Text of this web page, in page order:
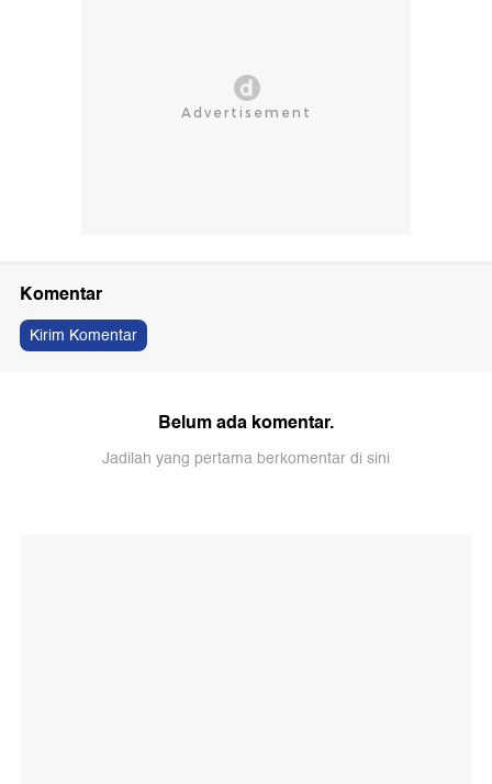
Komentar
Kirim Komentar
Belum ada komentar.
Jadilah yang pertama berkomentar di sini